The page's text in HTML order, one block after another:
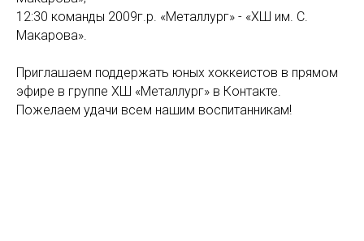
12:30 команды 2009г.р. «Металлург» - «ХШ им. С.
Макарова».
Приглашаем поддержать юных хоккеистов в прямом
эфире в группе ХШ «Металлург» в Контакте.
Пожелаем удачи всем нашим воспитанникам!